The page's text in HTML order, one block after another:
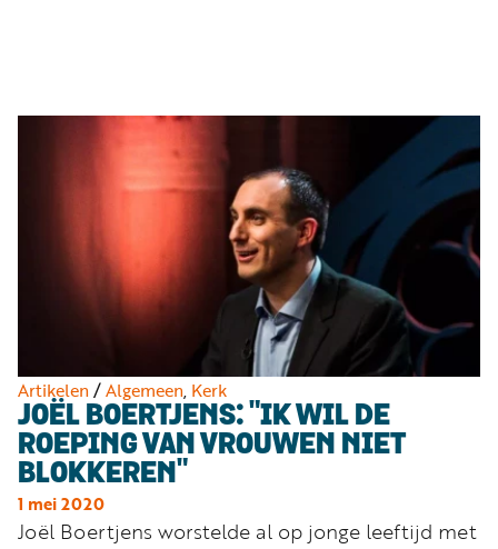
Artikelen/Algemeen, Kerk
JOËL BOERTJENS: "IK WIL DE
ROEPING VAN VROUWEN NIET
BLOKKEREN"
1 mei 2020
Joël Boertjens worstelde al op jonge leeftijd met
Artikelen
Kanalen
missie
Info
Word
nu